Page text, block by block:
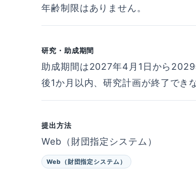
年齢制限はありません。
研究・助成期間
助成期間は2027年4月1日から
後1か月以内、研究計画が終了でき
提出方法
Web（財団指定システム）
Web（財団指定システム）